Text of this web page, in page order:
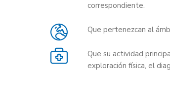
correspondiente.
Que pertenezcan al
Que su actividad
exploración física, el